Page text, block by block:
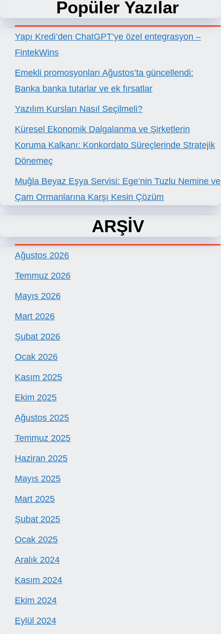
Popüler Yazılar
Yapı Kredi’den ChatGPT’ye özel entegrasyon –
FintekWins
Emekli promosyonları Ağustos’ta güncellendi:
Banka banka tutarlar ve ek fırsatlar
Yazılım Kursları Nasıl Seçilmeli?
Küresel Ekonomik Dalgalanma ve Şirketlerin
Koruma Kalkanı: Konkordato Süreçlerinde Stratejik
Dönemeç
Muğla Beyaz Eşya Servisi: Ege’nin Tuzlu Nemine ve
Çam Ormanlarına Karşı Kesin Çözüm
ARŞİV
Ağustos 2026
Temmuz 2026
Mayıs 2026
Mart 2026
Şubat 2026
Ocak 2026
Kasım 2025
Ekim 2025
Ağustos 2025
Temmuz 2025
Haziran 2025
Mayıs 2025
Mart 2025
Şubat 2025
Ocak 2025
Aralık 2024
Kasım 2024
Ekim 2024
Eylül 2024